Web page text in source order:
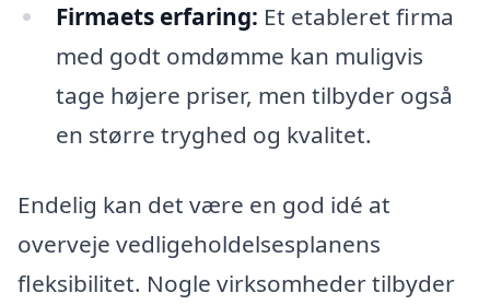
Firmaets erfaring: Et etableret firma
med godt omdømme kan muligvis
tage højere priser, men tilbyder også
en større tryghed og kvalitet.
Endelig kan det være en god idé at
overveje vedligeholdelsesplanens
fleksibilitet. Nogle virksomheder tilbyder